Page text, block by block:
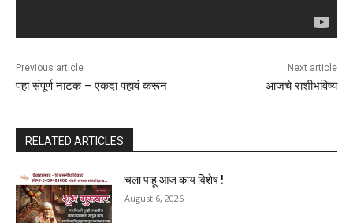
Previous article
पहा संपूर्ण नाटक – एकदा पहावं करून
Next article
आजचे राशीभविष्य
RELATED ARTICLES
चला पाहू आज काय विशेष !
August 6, 2026